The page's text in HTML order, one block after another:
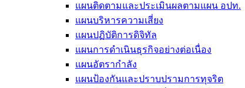
แผนติดตามและประเมินผลตามแผน อปท.
แผนบริหารความเสี่ยง
แผนปฏิบัติการดิจิทัล
แผนการดำเนินธุรกิจอย่างต่อเนื่อง
แผนอัตรากำลัง
แผนป้องกันและปราบปรามการทุจริต